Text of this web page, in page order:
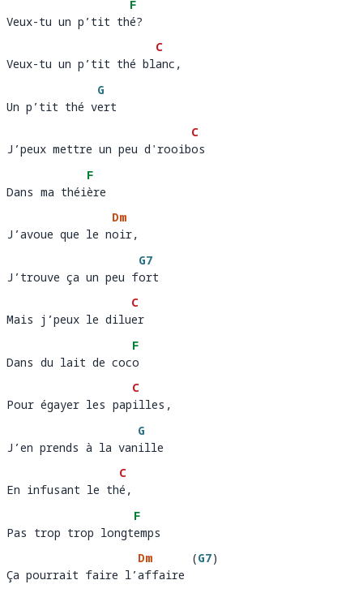
Veux-tu un p’tit th
F
é
Veux-tu un p’tit thé?
Veux-tu un p’tit thé bl
C
anc,
Veux-tu un p’tit thé blanc,
Un p’tit thé v
G
e
Un p’tit thé vert
J’peux mettre un peu d'rooib
C
os
J’peux mettre un peu d'rooibos
Dans ma théi
F
è
Dans ma théière
J’avoue que le n
Dm
oir,
J’avoue que le noir,
J’trouve ça un peu f
G7
or
J’trouve ça un peu fort
Mais j’peux le dilu
C
er
Mais j’peux le diluer
Dans du lait de coc
F
o
Dans du lait de coco
Pour égayer les pap
C
illes,
Pour égayer les papilles,
J’en prends à la van
G
i
J’en prends à la vanille
En infusant le th
C
é,
En infusant le thé,
Pas trop trop longt
F
e
Pas trop trop longtemps
Ça pourrait faire l’
Dm
affaire
(G7)
Ça pourrait faire l’affaire